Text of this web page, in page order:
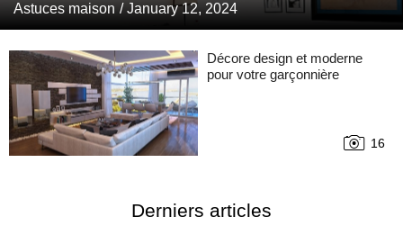
Astuces maison / January 12, 2024
Décore design et moderne
pour votre garçonnière
16
Derniers articles